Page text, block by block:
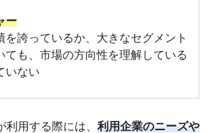
ー
を誇っているか、大きなセグメント
ても、市場の方向性を理解している
いない
利用する際には、 利用企業のニーズや